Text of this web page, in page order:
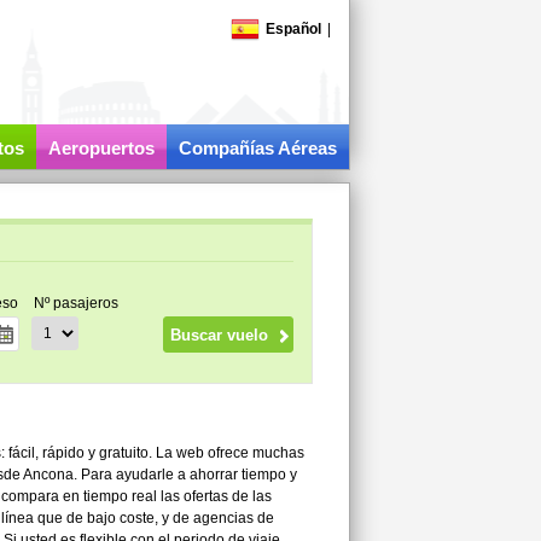
Español
Aeropuertos Compañías Aéreas
Nº pasajeros
rápido y gratuito. La web ofrece muchas
Ancona. Para ayudarle a ahorrar tiempo y
en tiempo real las ofertas de las
que de bajo coste, y de agencias de